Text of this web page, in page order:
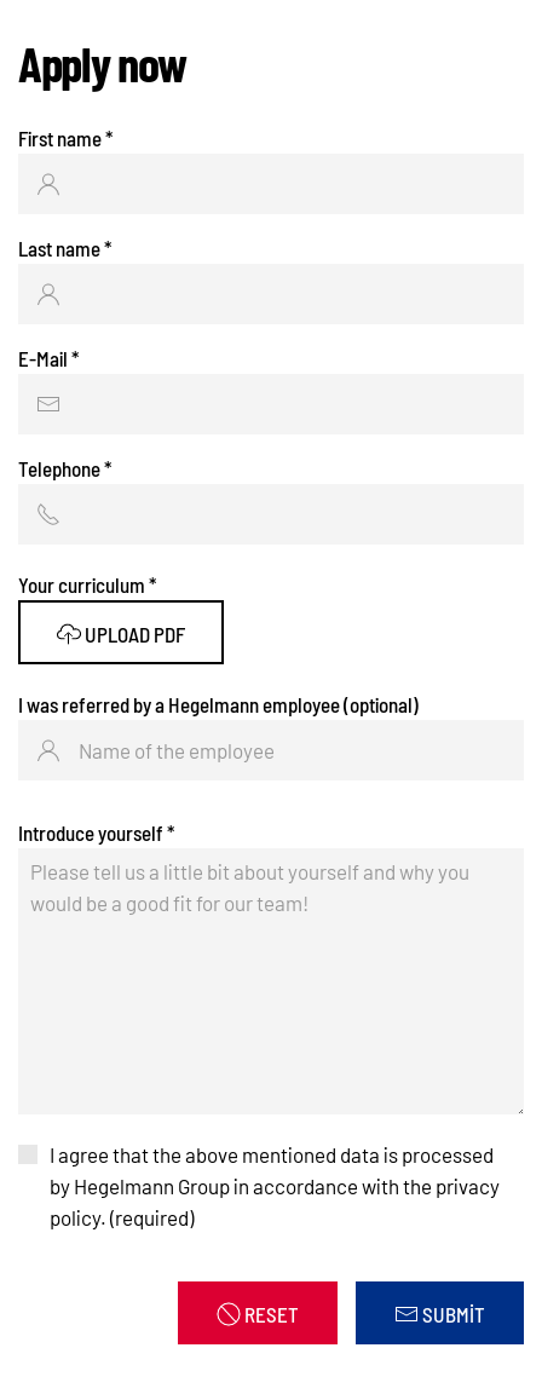
Apply now
First name*
Last name*
E-Mail *
Telephone*
Your curriculum *
UPLOAD PDF
I was referred by a Hegelmann employee (optional)
Introduce yourself *
I agree that the above mentioned data is processed
by Hegelmann Group in accordance with the privacy
policy. (required)
RESET SUBMIT